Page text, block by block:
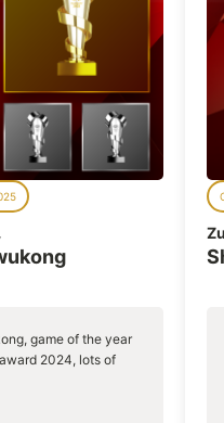
game of the year
2024, lots of